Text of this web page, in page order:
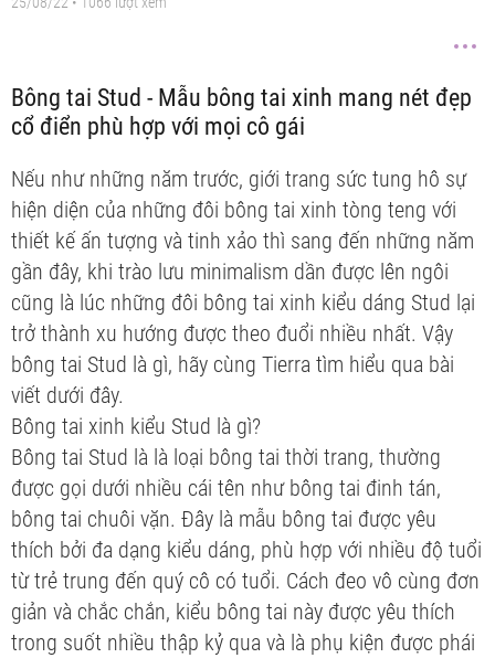
Bông tai Stud - Mẫu bông tai xinh mang nét đẹp
cổ điển phù hợp với mọi cô gái
Nếu như những năm trước, giới trang sức tung hô sự
hiện diện của những đôi bông tai xinh tòng teng với
thiết kế ấn tượng và tinh xảo thì sang đến những năm
gần đây, khi trào lưu minimalism dần được lên ngôi
cũng là lúc những đôi bông tai xinh kiểu dáng Stud lại
trở thành xu hướng được theo đuổi nhiều nhất. Vậy
bông tai Stud là gì, hãy cùng Tierra tìm hiểu qua bài
viết dưới đây.
Bông tai xinh kiểu Stud là gì?
Bông tai Stud là là loại bông tai thời trang, thường
được gọi dưới nhiều cái tên như bông tai đinh tán,
bông tai chuôi vặn. Đây là mẫu bông tai được yêu
thích bởi đa dạng kiểu dáng, phù hợp với nhiều độ tuổi
từ trẻ trung đến quý cô có tuổi. Cách đeo vô cùng đơn
giản và chắc chắn, kiểu bông tai này được yêu thích
trong suốt nhiều thập kỷ qua và là phụ kiện được phái